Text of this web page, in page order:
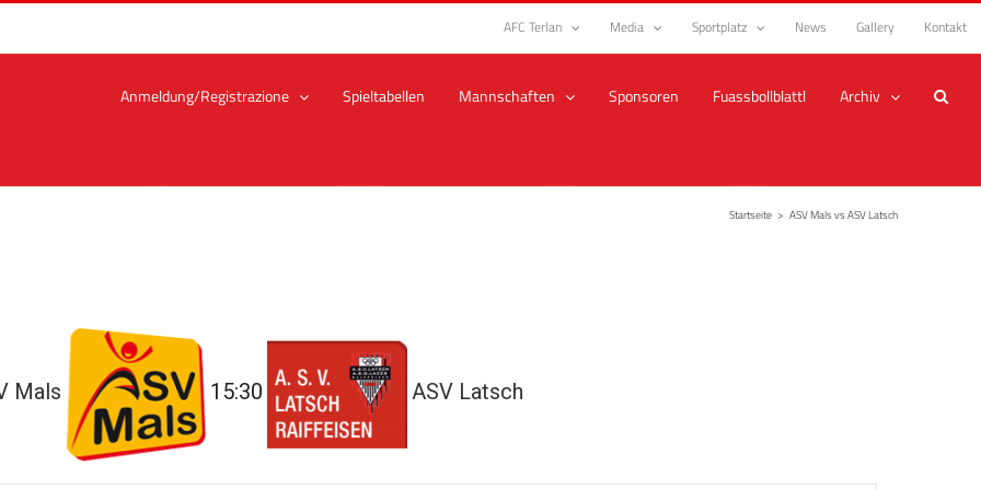
AFC Terlan Media Sportplatz News Gallery Kontakt
Anmeldung/Registrazione Spieltabellen Mannschaften Sponsoren Fuassbollblattl Archiv
Startseite > ASV Mals vs ASV Latsch
Mals 15:30 ASV Latsch